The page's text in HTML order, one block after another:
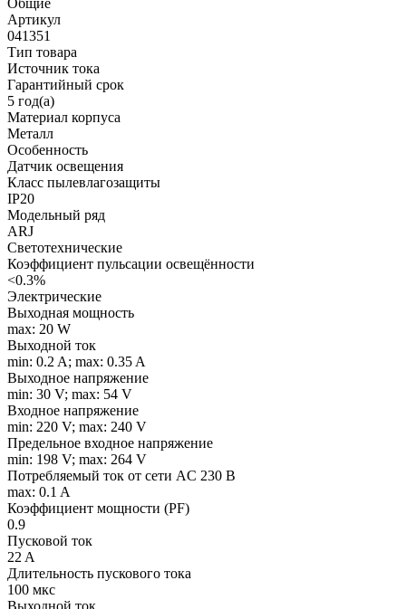
Артикул
041351
Тип товара
Источник тока
Гарантийный срок
5 год(а)
Материал корпуса
Металл
Особенность
Датчик освещения
Класс пылевлагозащиты
IP20
Модельный ряд
ARJ
Светотехнические
Коэффициент пульсации освещённости
<0.3%
Электрические
Выходная мощность
max: 20 W
Выходной ток
min: 0.2 A; max: 0.35 A
Выходное напряжение
min: 30 V; max: 54 V
Входное напряжение
min: 220 V; max: 240 V
Предельное входное напряжение
min: 198 V; max: 264 V
Потребляемый ток от сети AC 230 В
max: 0.1 A
Коэффициент мощности (PF)
0.9
Пусковой ток
22 A
Длительность пускового тока
100 мкс
Выходной ток